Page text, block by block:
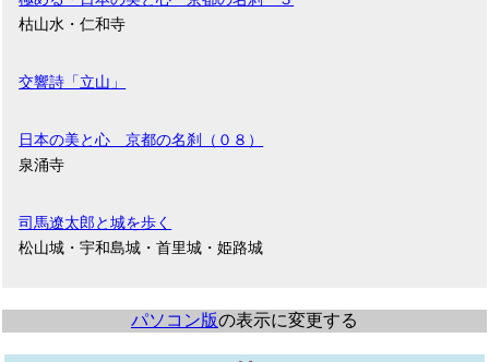
枯山水・仁和寺
交響詩「立山」
日本の美と心 京都の名刹（０８）
泉涌寺
司馬遼太郎と城を歩く
松山城・宇和島城・首里城・姫路城
パソコン版の表示に変更する